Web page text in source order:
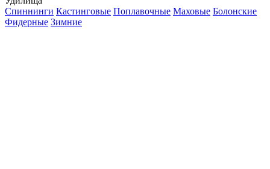
Спиннинги Кастинговые Поплавочные Маховые Болонские
Фидерные Зимние